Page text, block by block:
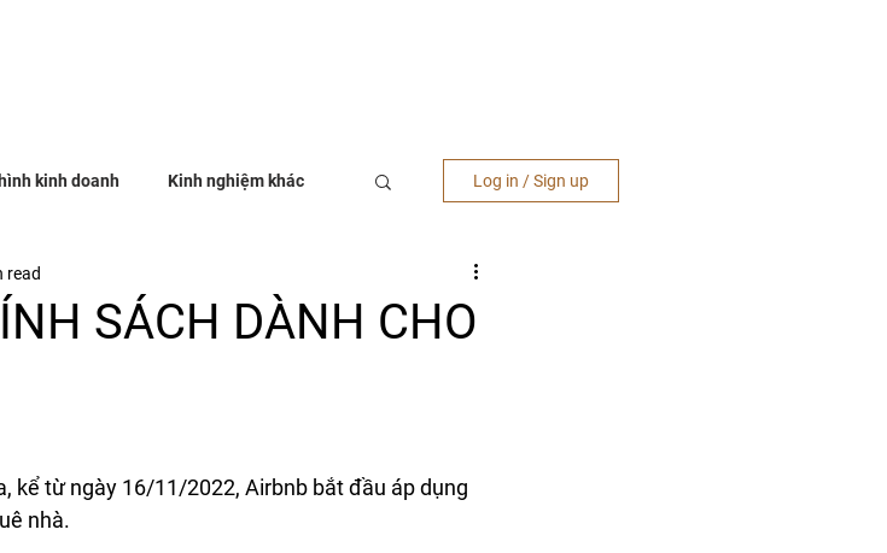
kinh doanh Kinh nghiệm khác Log in / Sign up
SÁCH DÀNH CHO
read
kể từ ngày 16/11/2022, Airbnb bắt đầu áp dụng
nhà.